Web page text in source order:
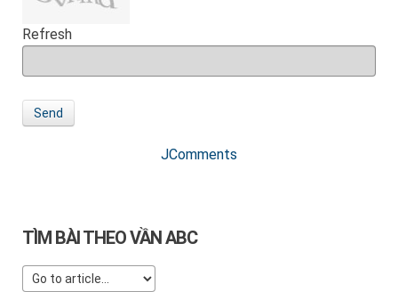
Refresh
Send
JComments
TÌM BÀI THEO VẦN ABC